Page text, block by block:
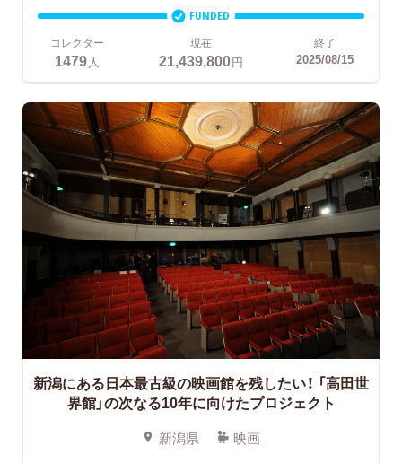
FUNDED
コレクター
1479 人
現在
21,439,800円
終了
2025/08/15
新潟にある日本最古級の映画館を残したい！ 「高田世
界館」の次なる10年に向けたプロジェクト
新潟県 映画